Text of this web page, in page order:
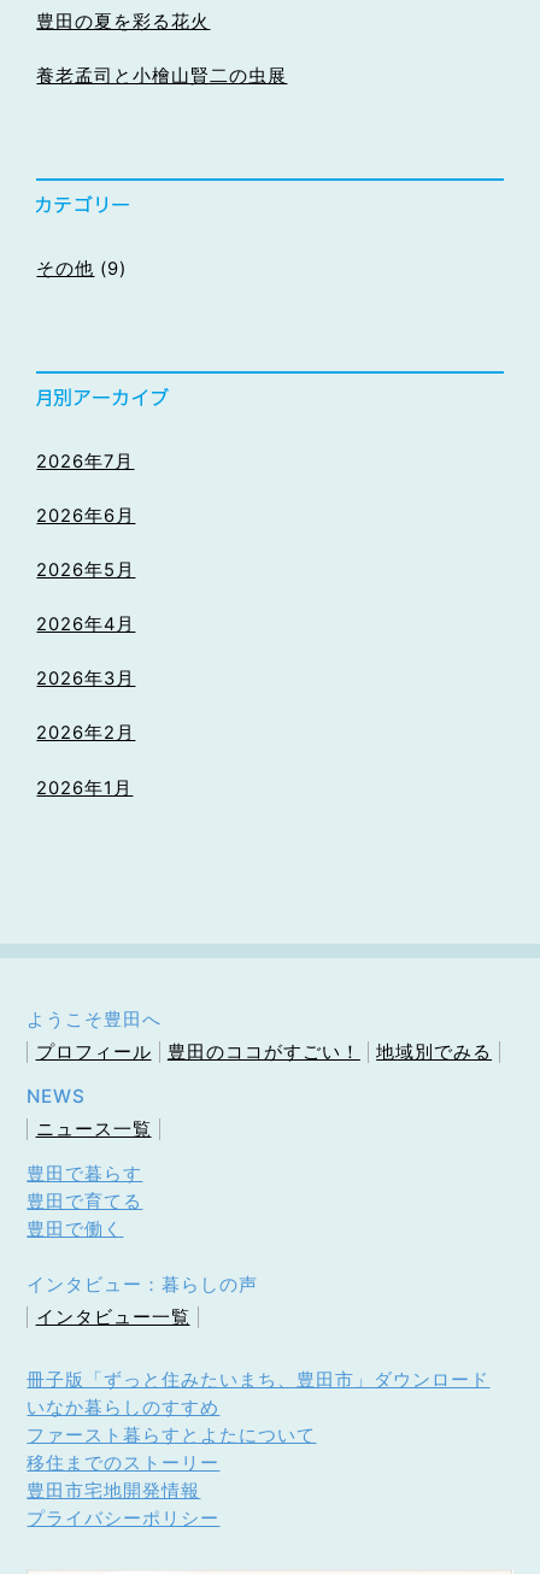
豊田の夏を彩る花火
養老孟司と小檜山賢二の虫展
その他 (9)
2026年7月
2026年6月
2026年5月
2026年4月
2026年3月
2026年2月
2026年1月
ようこそ豊田へ
プロフィール
豊田のココがすごい！
地域別でみる
NEWS
ニュース一覧
豊田で暮らす
豊田で育てる
豊田で働く
インタビュー：暮らしの声
インタビュー一覧
冊子版「ずっと住みたいまち、豊田市」ダウンロード
いなか暮らしのすすめ
ファースト暮らすとよたについて
移住までのストーリー
豊田市宅地開発情報
プライバシーポリシー